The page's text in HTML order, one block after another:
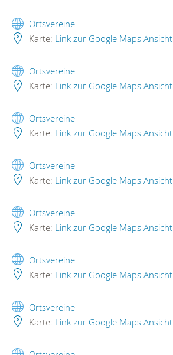
Ortsvereine
Karte: Link zur Google Maps Ansicht
Ortsvereine
Karte: Link zur Google Maps Ansicht
Ortsvereine
Karte: Link zur Google Maps Ansicht
Ortsvereine
Karte: Link zur Google Maps Ansicht
Ortsvereine
Karte: Link zur Google Maps Ansicht
Ortsvereine
Karte: Link zur Google Maps Ansicht
Ortsvereine
Karte: Link zur Google Maps Ansicht